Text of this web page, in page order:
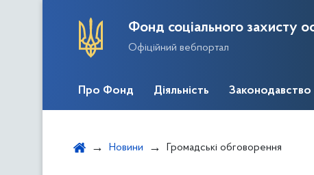
Фонд соціального захисту
Офіційний вебпортал
Про Фонд Діяльність Законодавство
Новини Громадські обговорення